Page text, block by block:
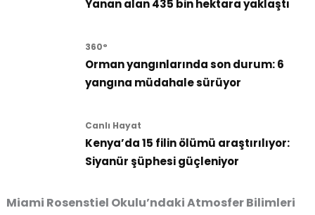
Yanan alan 435 bin hektara yaklaştı
360°
Orman yangınlarında son durum: 6
yangına müdahale sürüyor
Canlı Hayat
Kenya’da 15 filin ölümü araştırılıyor:
Siyanür şüphesi güçleniyor
Miami Rosenstiel Okulu’ndaki Atmosfer Bilimleri